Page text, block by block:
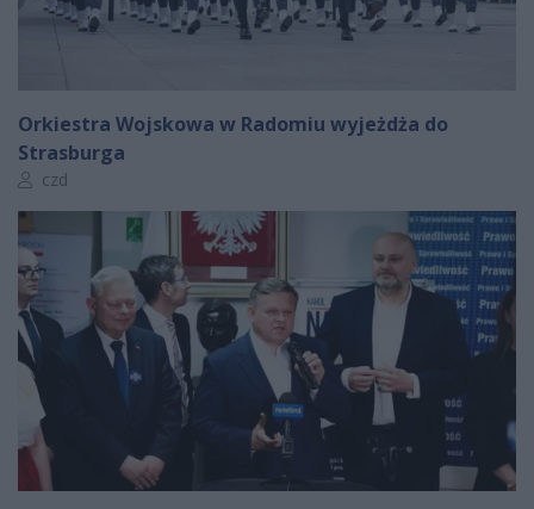
Orkiestra Wojskowa w Radomiu wyjeżdża do
Strasburga
Autor artykułu:
czd